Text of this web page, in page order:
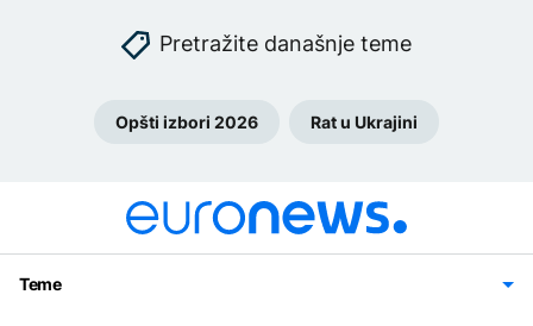
Pretražite današnje teme
Opšti izbori 2026 Rat u Ukrajini
Teme